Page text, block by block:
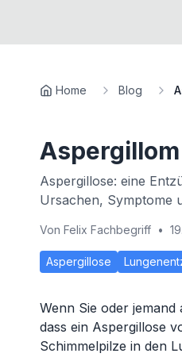
Home Blog
Aspergillom
Aspergillose: eine
Ursachen, Symptome
Von Felix Fachbegriff •
Aspergillose
Wenn Sie oder
dass ein Aspergillose
Schimmelpilze in den